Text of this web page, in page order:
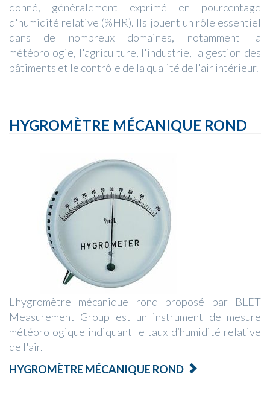
donné, généralement exprimé en pourcentage
d'humidité relative (%HR). Ils jouent un rôle essentiel
dans de nombreux domaines, notamment la
météorologie, l'agriculture, l'industrie, la gestion des
bâtiments et le contrôle de la qualité de l'air intérieur.
HYGROMÈTRE MÉCANIQUE ROND
L'hygromètre mécanique rond proposé par BLET
Measurement Group est un instrument de mesure
météorologique indiquant le taux d’humidité relative
de l'air.
HYGROMÈTRE MÉCANIQUE ROND